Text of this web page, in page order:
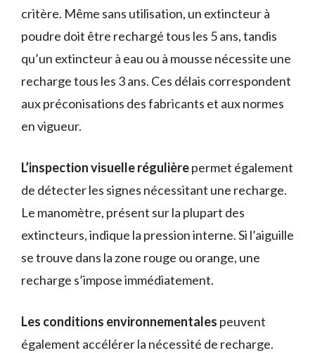
critère. Même sans utilisation, un extincteur à
poudre doit être rechargé tous les 5 ans, tandis
qu’un extincteur à eau ou à mousse nécessite une
recharge tous les 3 ans. Ces délais correspondent
aux préconisations des fabricants et aux normes
en vigueur.
L’inspection visuelle régulièrepermet également
de détecter les signes nécessitant une recharge.
Le manomètre, présent sur la plupart des
extincteurs, indique la pression interne. Si l’aiguille
se trouve dans la zone rouge ou orange, une
recharge s’impose immédiatement.
Les conditions environnementales peuvent
également accélérer la nécessité de recharge.